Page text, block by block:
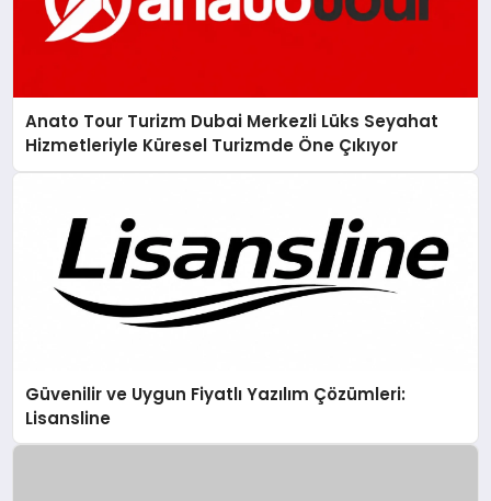
Anato Tour Turizm Dubai Merkezli Lüks Seyahat
Hizmetleriyle Küresel Turizmde Öne Çıkıyor
Güvenilir ve Uygun Fiyatlı Yazılım Çözümleri:
Lisansline